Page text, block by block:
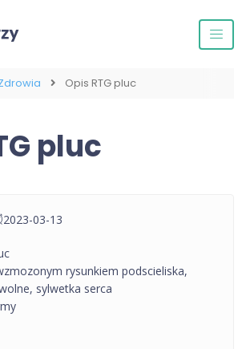
Opis RTG pluc
pluc
2023-03-13
rysunkiem podscieliska,
sylwetka serca